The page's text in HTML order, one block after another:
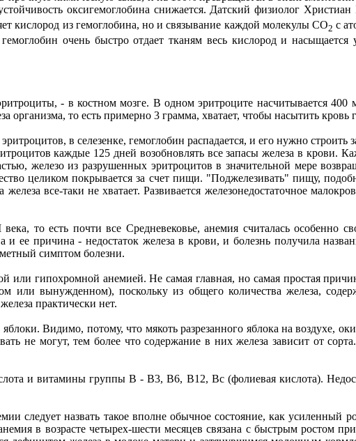
оксигемоглобина снижается. Датский физиолог
кислород из гемоглобина, но и связывание каждой молекулы СО2 с
очень быстро отдает тканям весь кислород и
- в костном мозге. В одном эритроците насчитывается
то есть примерно 3 грамма, хватает, чтобы насытить кровь
в селезенке, гемоглобин распадается, и его нужно строить
каждые 125 дней возобновлять все запасы железа в крови.
железо из разрушенных эритроцитов в значительной мере
целиком покрывается за счет пищи. "Поджелезивать" пищу,
все-таки не хватает. Развивается железонедостаточное
то есть почти все Средневековье, анемия считалась особенно
ее причина - недостаток железа в крови, и болезнь получила
симптом болезни.
или гипохромной анемией. Не самая главная, но самая простая
или вынужденном), поскольку из общего количества железа,
практически нет.
Видимо, потому, что мякоть разрезанного яблока на воздухе,
не могут, тем более что содержание в них железа зависит от
и витамины группы В - В3, В6, В12, Вс (фолиевая кислота).
следует назвать такое вполне обычное состояние, как усиленный
в возрасте четырех-шести месяцев связана с быстрым ростом